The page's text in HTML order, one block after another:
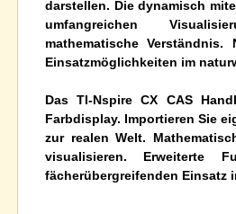
darstellen. Die dynamisch
umfangreichen
mathematische
Einsatzmöglichkeiten im
Das TI-Nspire CX CAS
Farbdisplay. Importieren Sie
zur realen Welt.
visualisieren. Erweiterte
fächerübergreifenden Einsatz